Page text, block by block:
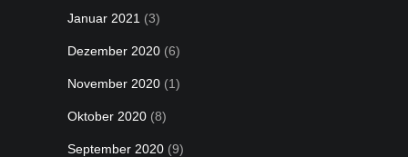
Januar 2021 (3)
Dezember 2020 (6)
November 2020 (1)
Oktober 2020 (8)
September 2020 (9)